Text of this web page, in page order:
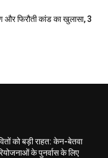
और फिरौती कांड का खुलासा, 3
को बड़ी राहत: केन-बेतवा
के पुनर्वास के लिए